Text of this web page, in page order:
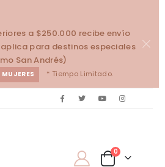
a $250.000 recibe envío
para destinos especiales
San Andrés)
MUJERES * Tiempo Limitado.
0